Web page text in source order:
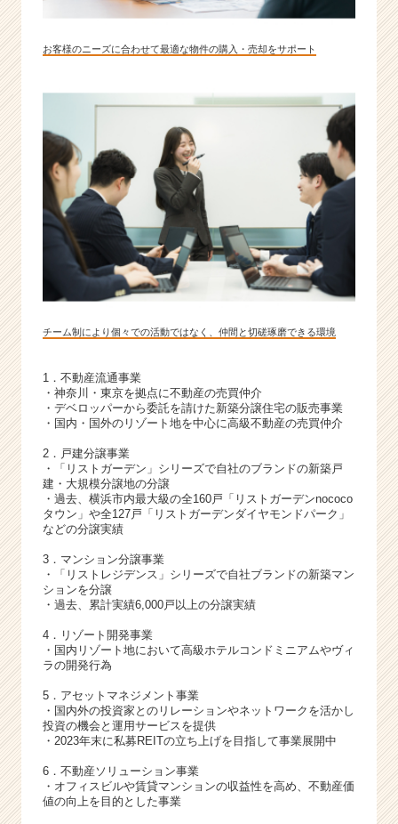
お客様のニーズに合わせて最適な物件の購入・売却をサポート
チーム制により個々での活動ではなく、仲間と切磋琢磨できる環境
1．不動産流通事業
・神奈川・東京を拠点に不動産の売買仲介
・デベロッパーから委託を請けた新築分譲住宅の販売事業
・国内・国外のリゾート地を中心に高級不動産の売買仲介
2．戸建分譲事業
・「リストガーデン」シリーズで自社のブランドの新築戸
建・大規模分譲地の分譲
・過去、横浜市内最大級の全160戸「リストガーデンnococo
タウン」や全127戸「リストガーデンダイヤモンドパーク」
などの分譲実績
3．マンション分譲事業
・「リストレジデンス」シリーズで自社ブランドの新築マン
ションを分譲
・過去、累計実績6,000戸以上の分譲実績
4．リゾート開発事業
・国内リゾート地において高級ホテルコンドミニアムやヴィ
ラの開発行為
5．アセットマネジメント事業
・国内外の投資家とのリレーションやネットワークを活かし
投資の機会と運用サービスを提供
・2023年末に私募REITの立ち上げを目指して事業展開中
6．不動産ソリューション事業
・オフィスビルや賃貸マンションの収益性を高め、不動産価
値の向上を目的とした事業